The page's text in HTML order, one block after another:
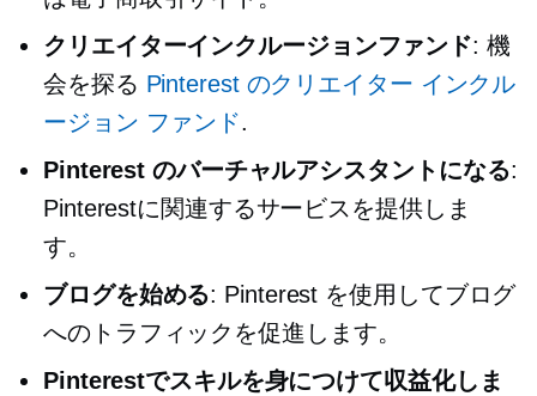
クリエイターインクルージョンファンド: 機
会を探る Pinterest のクリエイター インクル
ージョン ファンド.
Pinterest のバーチャルアシスタントになる:
Pinterestに関連するサービスを提供しま
す。
ブログを始める: Pinterest を使用してブログ
へのトラフィックを促進します。
Pinterestでスキルを身につけて収益化しま